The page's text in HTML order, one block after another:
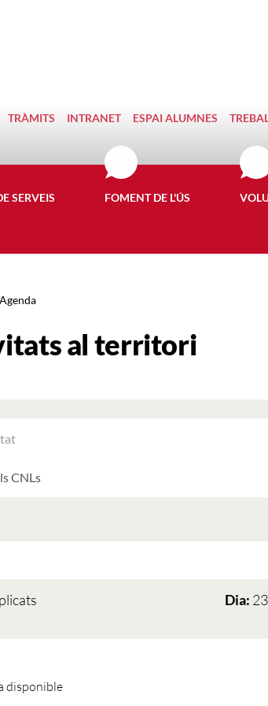
TRÀMITS INTRANET ESPAI ALUMNES
SERVEIS FOMENT DE L'ÚS
Agenda
al territori
Dia:
disponible